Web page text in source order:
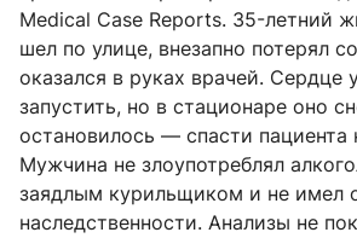
Medical Case Reports. 35-летний
шел по улице, внезапно потерял
оказался в руках врачей. Сердце
запустить, но в стационаре оно
остановилось — спасти пациента
Мужчина не злоупотреблял
заядлым курильщиком и не имел
наследственности. Анализы не